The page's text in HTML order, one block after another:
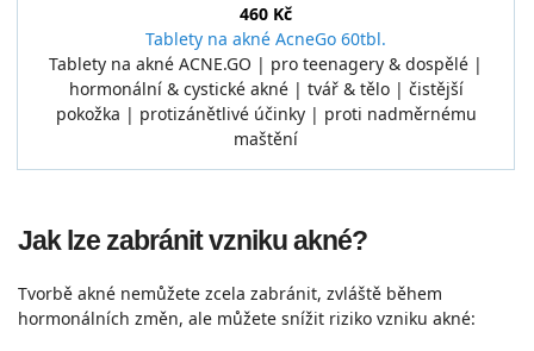
460 Kč
Tablety na akné AcneGo 60tbl.
Tablety na akné ACNE.GO | pro teenagery & dospělé |
hormonální & cystické akné | tvář & tělo | čistější
pokožka | protizánětlivé účinky | proti nadměrnému
maštění
Jak lze zabránit vzniku akné?
Tvorbě akné nemůžete zcela zabránit, zvláště během
hormonálních změn, ale můžete snížit riziko vzniku akné: